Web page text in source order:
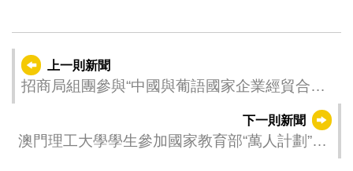
上一則新聞
招商局組團參與“中國與葡語國家企業經貿合作
下一則新聞
澳門理工大學學生參加國家教育部“萬人計劃”收